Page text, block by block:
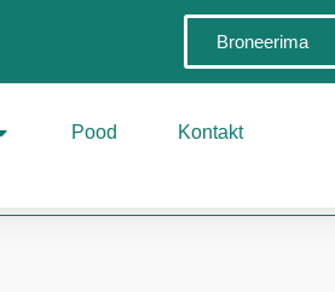
Broneerima
Pood Kontakt